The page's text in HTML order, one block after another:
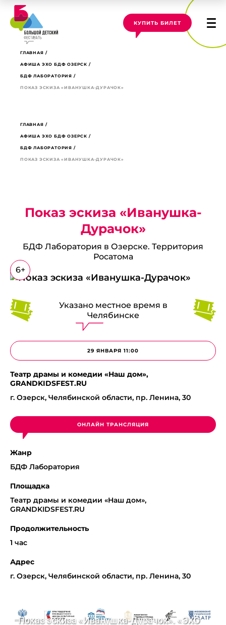
КУПИТЬ БИЛЕТ
ГЛАВНАЯ
АФИША ЭХО БДФ ОЗЕРСК
БДФ ЛАБОРАТОРИЯ
ПОКАЗ ЭСКИЗА «ИВАНУШКА-ДУРАЧОК»
ГЛАВНАЯ
АФИША ЭХО БДФ ОЗЕРСК
БДФ ЛАБОРАТОРИЯ
ПОКАЗ ЭСКИЗА «ИВАНУШКА-ДУРАЧОК»
Показ эскиза «Иванушка-
Дурачок»
БДФ Лаборатория в Озерске. Территория
Росатома
6+
Указано местное время в
Челябинске
29 ЯНВАРЯ 11:00
Театр драмы и комедии «Наш дом»,
GRANDKIDSFEST.RU
г. Озерск, Челябинской области, пр. Ленина, 30
ОНЛАЙН ТРАНСЛЯЦИЯ
Жанр
БДФ Лаборатория
Площадка
Театр драмы и комедии «Наш дом»,
GRANDKIDSFEST.RU
Продолжительность
1 час
Адрес
г. Озерск, Челябинской области, пр. Ленина, 30